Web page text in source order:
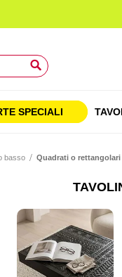
Search
SPECIALI
basso Quadrati o rettangolari